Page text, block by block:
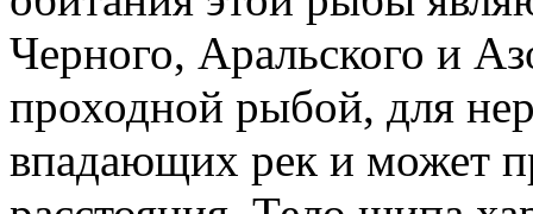
Черного, Аральского и
проходной рыбой, для
впадающих рек и может